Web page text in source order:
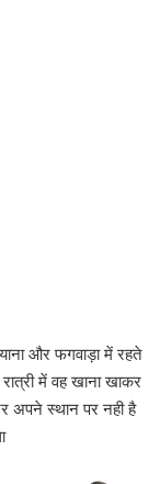
और फगवाड़ा में रहते
रात्री में वह खाना खाकर
अपने स्थान पर नही है